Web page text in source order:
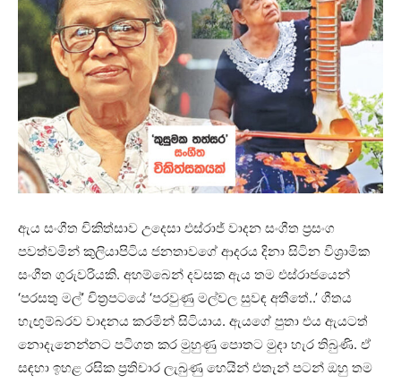
ඇය සංගීත චිකිත්සාව උදෙසා එස්රාජ් වාදන සංගීත ප්‍රසංග
පවත්වමින් කුලියාපිටිය ජනතාවගේ ආදරය දිනා සිටින විශ්‍රාමික
සංගීත ගුරුවරියකි. අහම්බෙන් දවසක ඇය තම එස්රාජයෙන්
‘පරසතු මල්’ චිත්‍රපටයේ ‘පරවුණු මල්වල සුවඳ අතීතේ..’ ගීතය
හැඟුම්බරව වාදනය කරමින් සිටියාය. ඇයගේ පුතා එය ඇයටත්
නොදැනෙන්නට පටිගත කර මුහුණු පොතට මුදා හැර තිබුණි. ඒ
සඳහා ඉහළ රසික ප්‍රතිචාර ලැබුණු හෙයින් එතැන් පටන් ඔහු තම